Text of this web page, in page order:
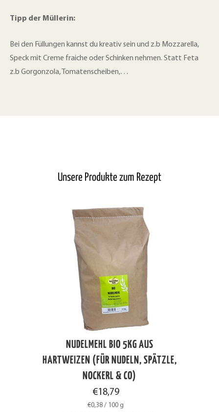
Tipp der Müllerin:
Bei den Füllungen kannst du kreativ sein und z.b Mozzarella,
Speck mit Creme fraiche oder Schinken nehmen. Statt Feta
z.b Gorgonzola, Tomatenscheiben,…
Unsere Produkte zum Rezept
NUDELMEHL BIO 5KG AUS
HARTWEIZEN (FÜR NUDELN, SPÄTZLE,
NOCKERL & CO)
€18,79
€0,38 / 100 g